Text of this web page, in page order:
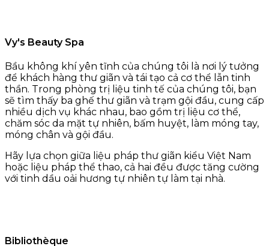
Vy's Beauty Spa
Bầu không khí yên tĩnh của chúng tôi là nơi lý tưởng
để khách hàng thư giãn và tái tạo cả cơ thể lẫn tinh
thần. Trong phòng trị liệu tinh tế của chúng tôi, bạn
sẽ tìm thấy ba ghế thư giãn và trạm gội đầu, cung cấp
nhiều dịch vụ khác nhau, bao gồm trị liệu cơ thể,
chăm sóc da mặt tự nhiên, bấm huyệt, làm móng tay,
móng chân và gội đầu.
Hãy lựa chọn giữa liệu pháp thư giãn kiểu Việt Nam
hoặc liệu pháp thể thao, cả hai đều được tăng cường
với tinh dầu oải hương tự nhiên tự làm tại nhà.
Bibliothèque